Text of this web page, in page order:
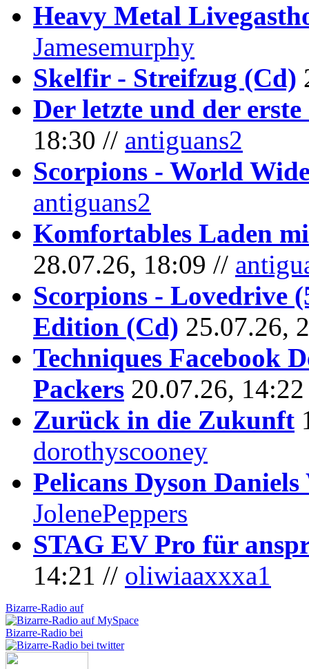
Heavy Metal
Jamesemurphy
Skelfir - Streifzug (Cd)
Der letzte und der erste
18:30 // antiguans2
Scorpions - World
antiguans2
Komfortables Laden
28.07.26, 18:09 //
Scorpions - Lovedrive
Edition (Cd) 25.07.26,
Techniques Facebook
Packers 20.07.26,
Zurück in die Zukunft
dorothyscooney
Pelicans Dyson
JolenePeppers
STAG EV Pro für
14:21 // oliwiaaxxxa1
Bizarre-Radio auf
Bizarre-Radio bei